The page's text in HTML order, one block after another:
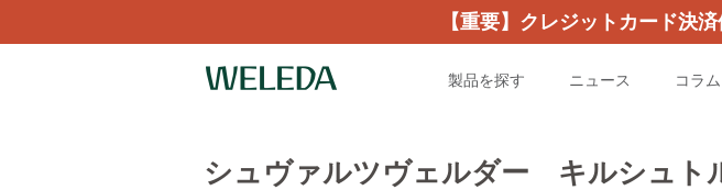
【重要】クレジットカード決
製品を探す ニュース コラム
シュヴァルツヴェルダー キルシュト